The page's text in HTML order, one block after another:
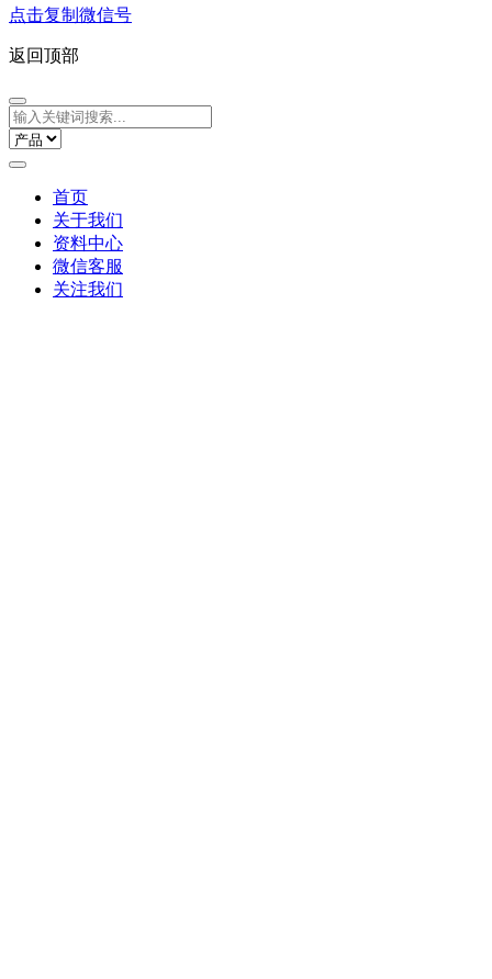
点击复制微信号
返回顶部
首页
关于我们
资料中心
微信客服
关注我们